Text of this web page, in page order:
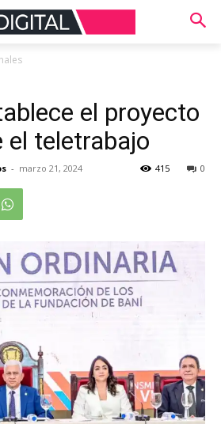
el proyecto
el teletrabajo
- marzo 21, 2024 0
415